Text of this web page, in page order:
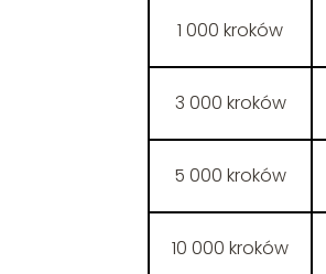
1 000 kroków
3 000 kroków
5 000 kroków
10 000 kroków